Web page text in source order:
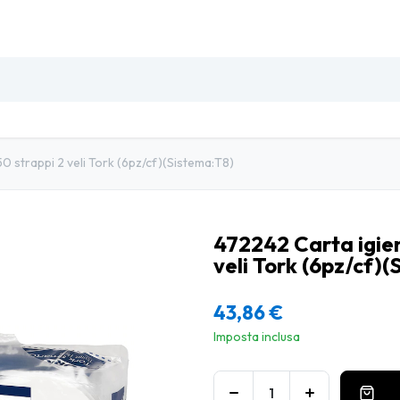
strappi 2 veli Tork (6pz/cf)(Sistema:T8)
472242 Carta
veli Tork (6pz/
43,86€
Imposta inclusa